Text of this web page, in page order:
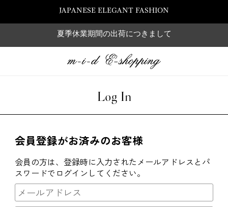
JAPANESE ELEGANT FASHION
夏季休業期間の出荷につきまして
Log In
会員登録がお済みのお客様
会員の方は、登録時に入力されたメールアドレスとパ
スワードでログインしてください。